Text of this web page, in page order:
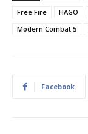
Free Fire
HAGO
Modern Combat 5
Facebook